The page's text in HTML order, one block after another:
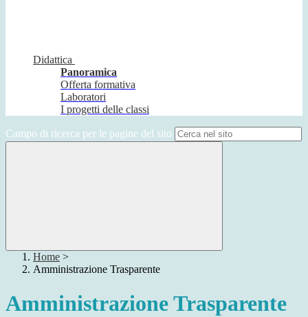
Didattica
Panoramica
Offerta formativa
Laboratori
I progetti delle classi
Campo di ricerca per le pagine del sito
Home >
Amministrazione Trasparente
Amministrazione Trasparente